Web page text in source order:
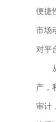
便捷
市场
对平
产，
审计